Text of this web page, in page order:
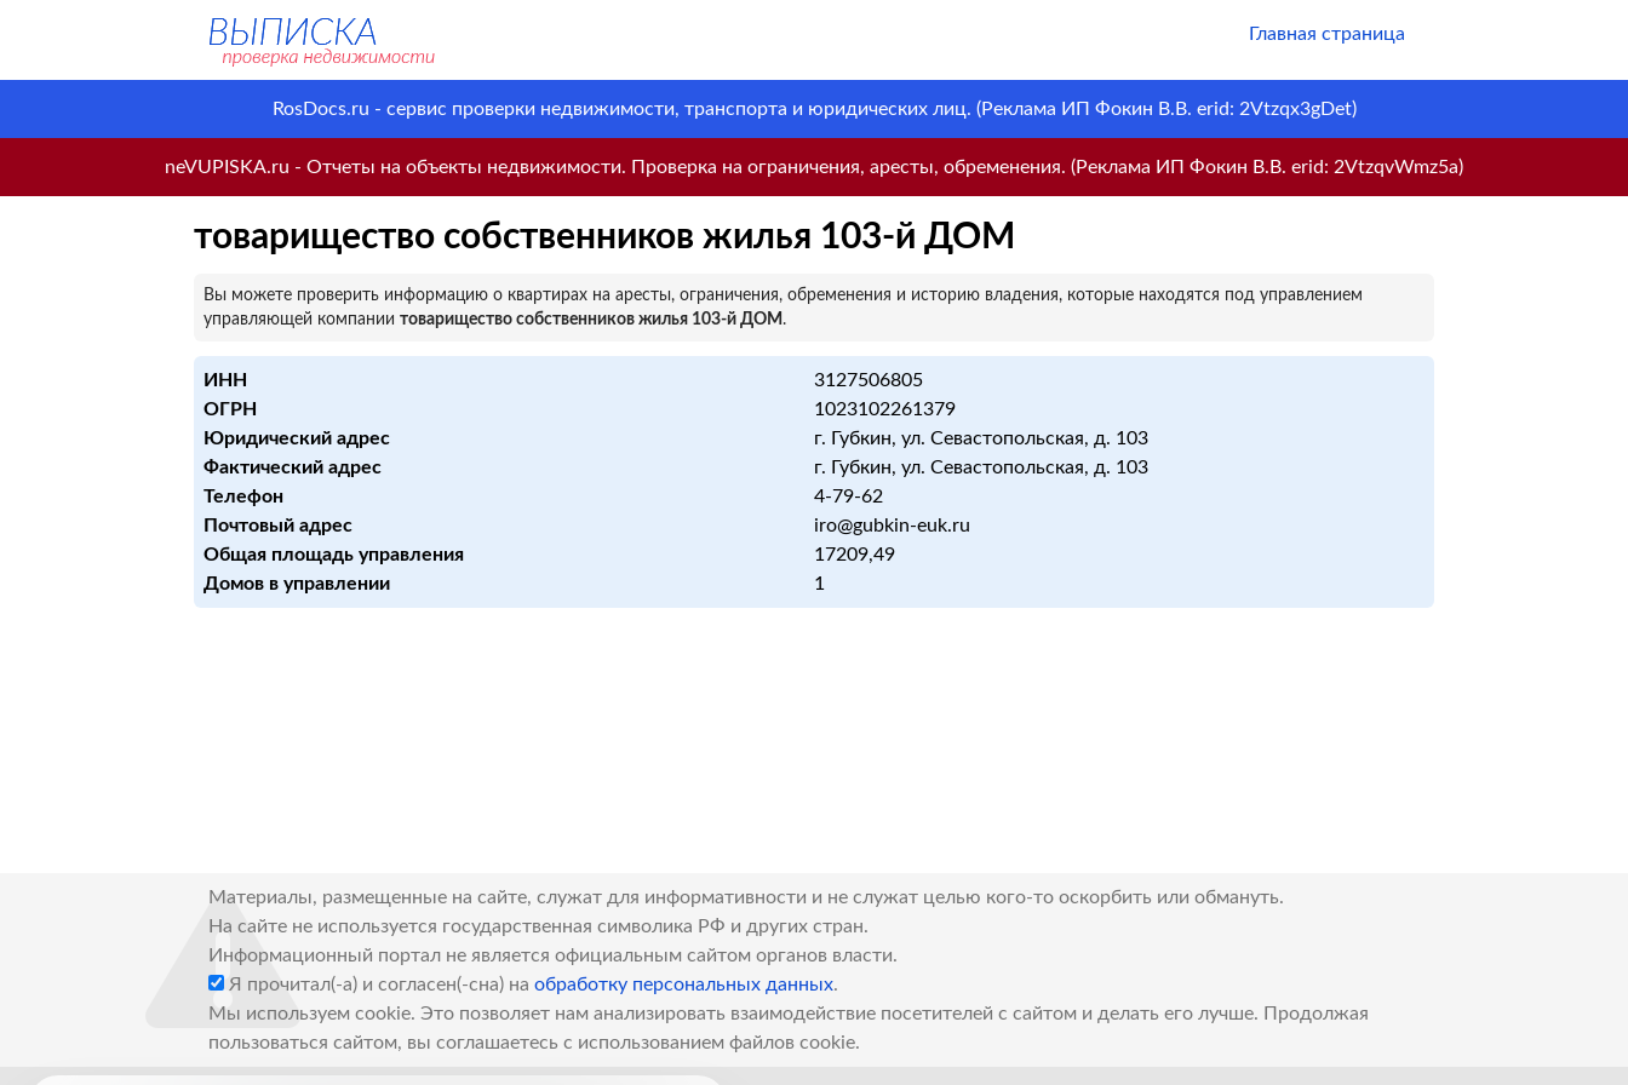
Главная страница
RosDocs.ru - сервис проверки недвижимости, транспорта и юридических лиц. (Реклама ИП Фокин В.В. erid: 2Vtzqx3gDet)
neVUPISKA.ru - Отчеты на объекты недвижимости. Проверка на ограничения, аресты, обременения. (Реклама ИП Фокин В.В. erid: 2VtzqvWmz5a)
товарищество собственников жилья 103-й ДОМ
Вы можете проверить информацию о квартирах на аресты, ограничения, обременения и историю владения, которые находятся под управлением
управляющей компании товарищество собственников жилья 103-й ДОМ .
ИНН
3127506805
ОГРН
1023102261379
Юридический адрес
г. Губкин, ул. Севастопольская, д. 103
Фактический адрес
г. Губкин, ул. Севастопольская, д. 103
Телефон
4-79-62
Почтовый адрес
iro@gubkin-euk.ru
Общая площадь управления
17209,49
Домов в управлении
1
Материалы, размещенные на сайте, служат для информативности и не служат целью кого-то оскорбить или обмануть.
На сайте не используется государственная символика РФ и других стран.
Информационный портал не является официальным сайтом органов власти.
Я прочитал(-а) и согласен(-сна) на обработку персональных данных.
Мы используем cookie. Это позволяет нам анализировать взаимодействие посетителей с сайтом и делать его лучше. Продолжая
пользоваться сайтом, вы соглашаетесь с использованием файлов cookie.